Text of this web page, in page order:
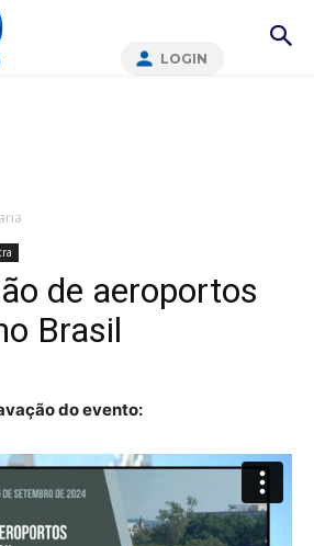
LOGIN
de aeroportos
Brasil
do evento: